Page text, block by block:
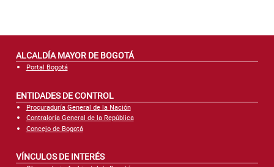
ALCALDÍA MAYOR DE BOGOTÁ
Portal Bogotá
ENTIDADES DE CONTROL
Procuraduría General de la Nación
Contraloría General de la República
Concejo de Bogotá
VÍNCULOS DE INTERÉS